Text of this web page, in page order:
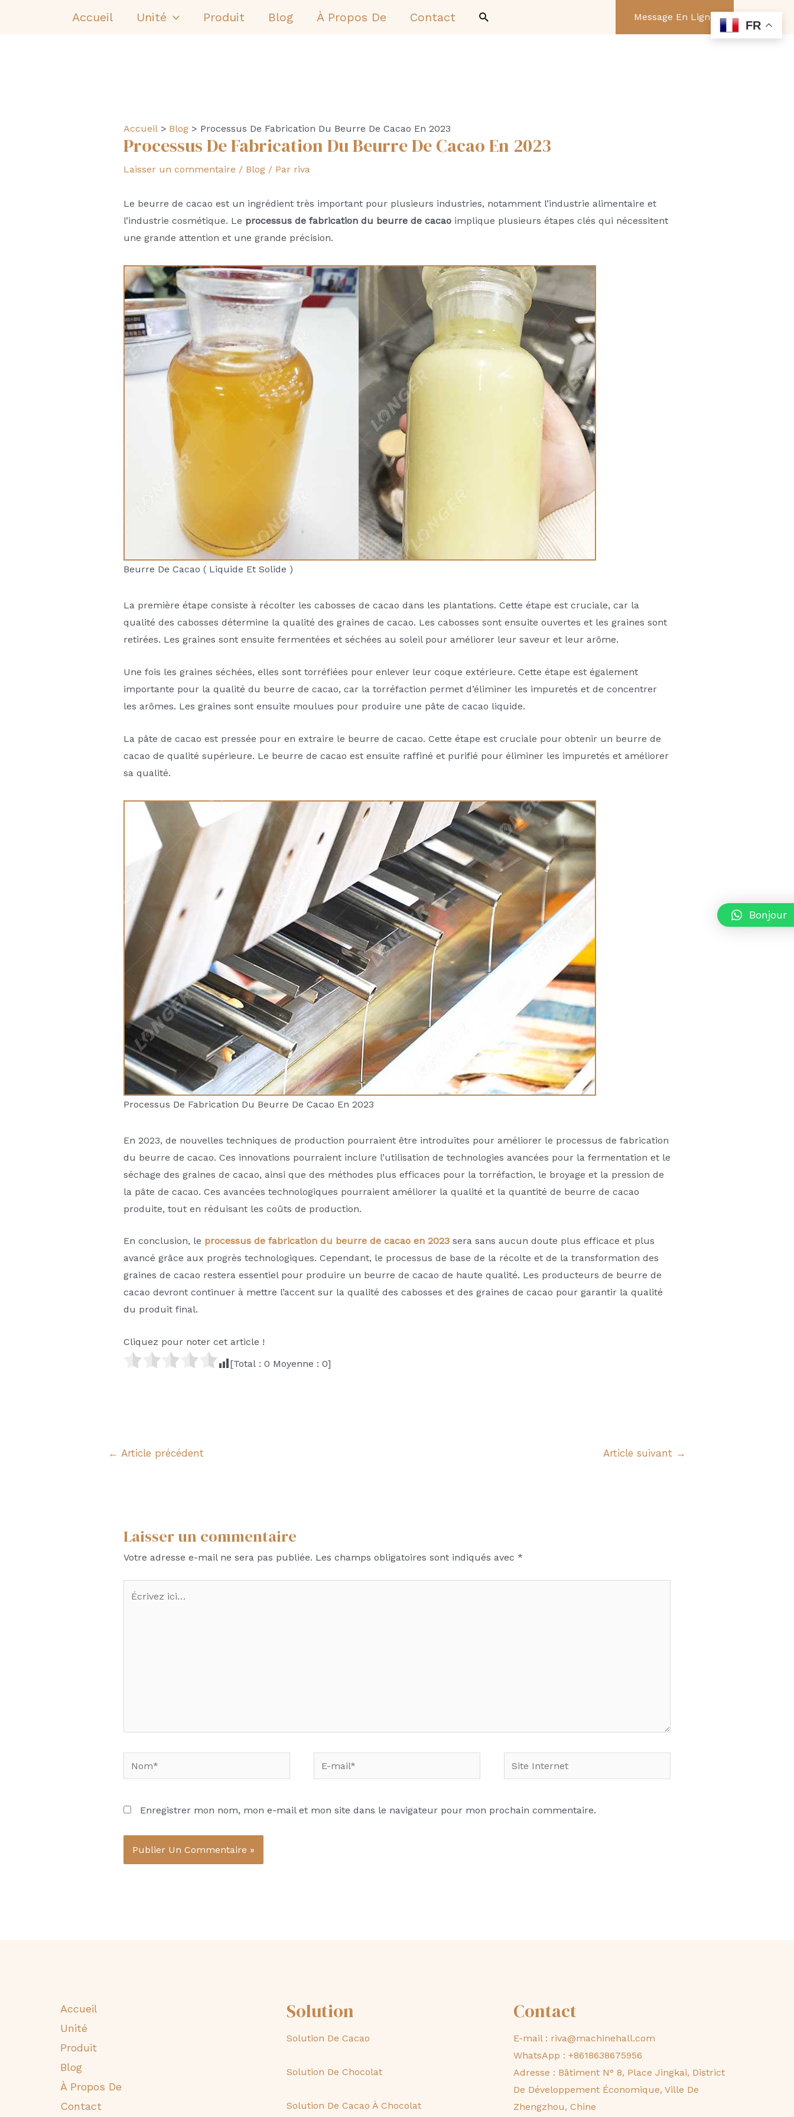
Accueil Unité Produit Blog À Propos De Contact Rechercher Message En Ligne
Accueil Blog Processus De Fabrication Du Beurre De Cacao En 2023
Processus De Fabrication Du Beurre De Cacao En 2023
Laisser un commentaire / Blog/ Par riva
Le beurre de cacao est un ingrédient très important pour plusieurs industries, notamment l’industrie alimentaire et
l’industrie cosmétique. Le processus de fabrication du beurre de cacaoimplique plusieurs étapes clés qui nécessitent
une grande attention et une grande précision.
Beurre De Cacao ( Liquide Et Solide )
La première étape consiste à récolter les cabosses de cacao dans les plantations. Cette étape est cruciale, car la
qualité des cabosses détermine la qualité des graines de cacao. Les cabosses sont ensuite ouvertes et les graines sont
retirées. Les graines sont ensuite fermentées et séchées au soleil pour améliorer leur saveur et leur arôme.
Une fois les graines séchées, elles sont torréfiées pour enlever leur coque extérieure. Cette étape est également
importante pour la qualité du beurre de cacao, car la torréfaction permet d’éliminer les impuretés et de concentrer
les arômes. Les graines sont ensuite moulues pour produire une pâte de cacao liquide.
La pâte de cacao est pressée pour en extraire le beurre de cacao. Cette étape est cruciale pour obtenir un beurre de
cacao de qualité supérieure. Le beurre de cacao est ensuite raffiné et purifié pour éliminer les impuretés et améliorer
sa qualité.
Processus De Fabrication Du Beurre De Cacao En 2023
En 2023, de nouvelles techniques de production pourraient être introduites pour améliorer le processus de fabrication
du beurre de cacao. Ces innovations pourraient inclure l’utilisation de technologies avancées pour la fermentation et le
séchage des graines de cacao, ainsi que des méthodes plus efficaces pour la torréfaction, le broyage et la pression de
la pâte de cacao. Ces avancées technologiques pourraient améliorer la qualité et la quantité de beurre de cacao
produite, tout en réduisant les coûts de production.
En conclusion, le processus de fabrication du beurre de cacao en 2023sera sans aucun doute plus efficace et plus
avancé grâce aux progrès technologiques. Cependant, le processus de base de la récolte et de la transformation des
graines de cacao restera essentiel pour produire un beurre de cacao de haute qualité. Les producteurs de beurre de
cacao devront continuer à mettre l’accent sur la qualité des cabosses et des graines de cacao pour garantir la qualité
du produit final.
Cliquez pour noter cet article !
[Total : 0 Moyenne : 0]
Navigation
← Article précédent Article suivant →
Laisser un commentaire
Votre adresse e-mail ne sera pas publiée. Les champs obligatoires sont indiqués avec *
Nom*
E-
mail*
Site
Internet
Enregistrer mon nom, mon e-mail et mon site dans le navigateur pour mon prochain commentaire.
Accueil
Unité
Produit
Blog
À Propos De
Contact
Solution
Solution De Cacao
Solution De Chocolat
Solution De Cacao À Chocolat
Contact
E-mail : riva@machinehall.com
WhatsApp : +8618638675956
Adresse : Bâtiment N° 8, Place Jingkai, District
De Développement Économique, Ville De
Zhengzhou, Chine
FR
Bonjour